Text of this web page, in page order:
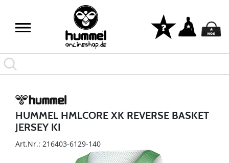
HUMMEL HMLCORE XK REVERSE BASKET
JERSEY KI
Art.Nr.: 216403-6129-140